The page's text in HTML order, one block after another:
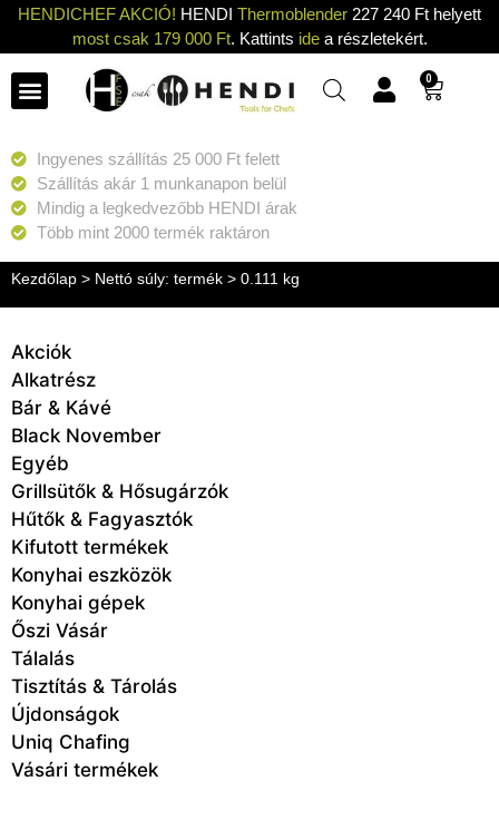
HENDICHEF AKCIÓ! HENDI Thermoblender 227 240 Ft helyett
most csak 179 000 Ft. Kattints idea részletekért.
0
Ingyenes szállítás 25 000 Ft felett
Szállítás akár 1 munkanapon belül
Mindig a legkedvezőbb HENDI árak
Több mint 2000 termék raktáron
Kezdőlap > Nettó súly: termék > 0.111 kg
Akciók
Alkatrész
Bár & Kávé
Black November
Egyéb
Grillsütők & Hősugárzók
Hűtők & Fagyasztók
Kifutott termékek
Konyhai eszközök
Konyhai gépek
Őszi Vásár
Tálalás
Tisztítás & Tárolás
Újdonságok
Uniq Chafing
Vásári termékek